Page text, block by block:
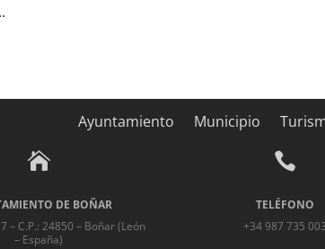
Ayuntamiento Municipio

DE BOÑAR
– C.P.: 24850 – Boñar (León
– España)

TELÉFONO
+34 987 735 003